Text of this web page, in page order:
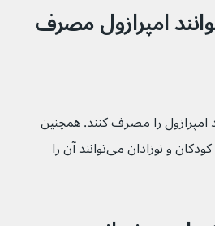
کسانی می‌توانند امپرازول مصرف
می‌توانند امپرازول را مصرف کنند. همچنین
در صورت تجویز پزشک، کودکان و نوزادان می‌توانند آن را